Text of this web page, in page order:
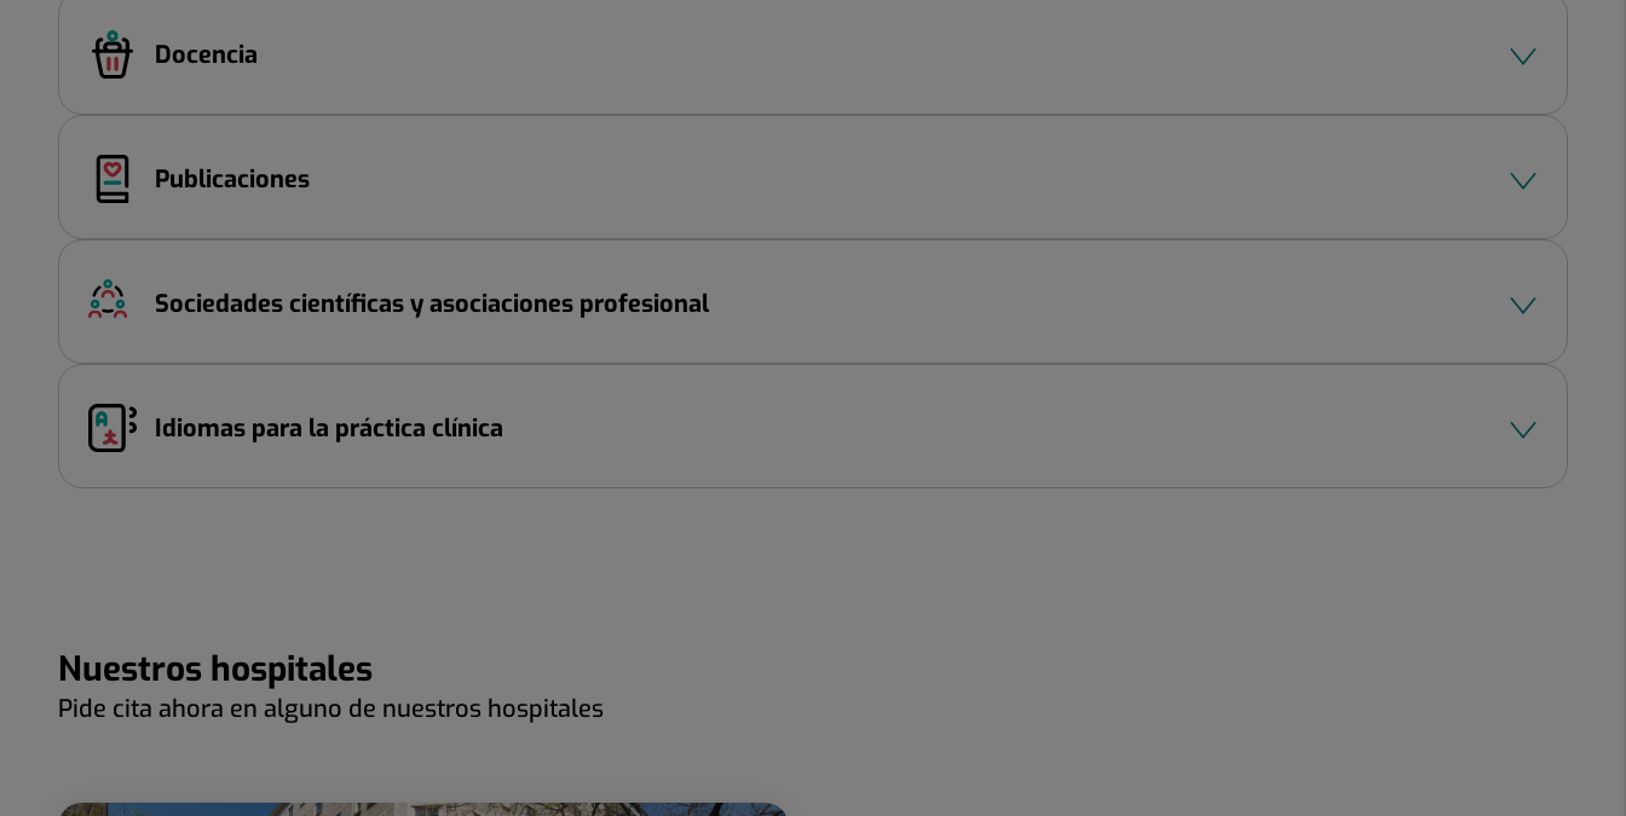
Docencia
Publicaciones
Sociedades científicas y asociaciones profesional
Idiomas para la práctica clínica
Nuestros hospitales
Pide cita ahora en alguno de nuestros hospitales